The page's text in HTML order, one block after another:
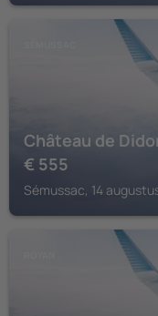
Château de
€ 555
Sémussac, 14